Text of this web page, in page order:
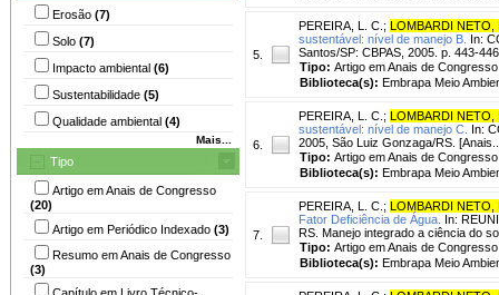
Erosão (7)
Solo (7)
Impacto ambiental (6)
Sustentabilidade (5)
Qualidade ambiental (4)
Mais...
Tipo
Artigo em Anais de Congresso
(20)
Artigo em Periódico Indexado (3)
Resumo em Anais de Congresso
(3)
Capítulo em Livro Técnico-
5.
PEREIRA, L. C. ; LOMBARDI NETO,
sustentável: nível de manejo B. In:
Santos/SP: CBPAS, 2005. p. 443-
Tipo: Artigo em Anais de Congresso
Biblioteca(s): Embrapa Meio
6.
PEREIRA, L. C. ; LOMBARDI NETO,
sustentável: nível de manejo C. In:
2005, São Luiz Gonzaga/RS.
Tipo: Artigo em Anais de Congresso
Biblioteca(s): Embrapa Meio
7.
PEREIRA, L. C. ; LOMBARDI NETO,
Fator Deficiência de Água. In:
RS. Manejo integrado a ciência do
Tipo: Artigo em Anais de Congresso
Biblioteca(s): Embrapa Meio